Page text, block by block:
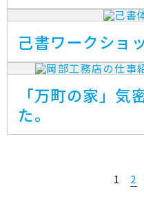
己書ワークショ
「万町の家」気
た。
1 2